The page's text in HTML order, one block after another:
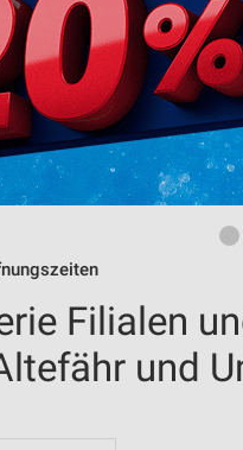
Filialen
und